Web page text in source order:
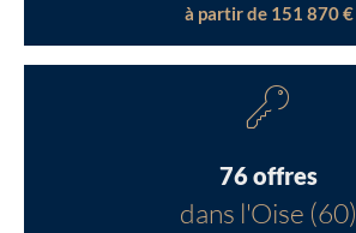
à partir de 151 870 €
76 offres
dans l'Oise (60)